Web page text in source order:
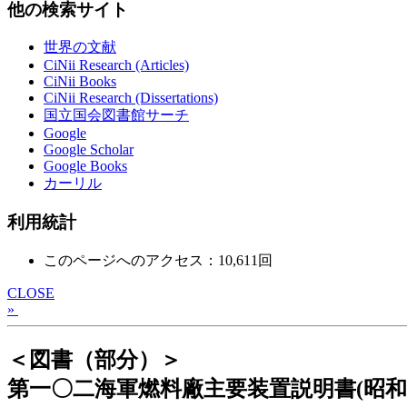
他の検索サイト
世界の文献
CiNii Research (Articles)
CiNii Books
CiNii Research (Dissertations)
国立国会図書館サーチ
Google
Google Scholar
Google Books
カーリル
利用統計
このページへのアクセス：10,611回
CLOSE
»
＜図書（部分）＞
第一〇二海軍燃料廠主要装置説明書(昭